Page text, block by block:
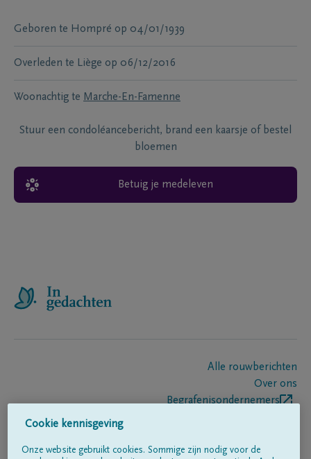
Geboren te Hompré op 04/01/1939
Overleden te Liège op 06/12/2016
Woonachtig te Marche-En-Famenne
Stuur een condoléancebericht, brand een kaarsje of bestel
bloemen
Betuig je medeleven
Alle rouwberichten
Over ons
Begrafenisondernemers
Cookie kennisgeving
Onze website gebruikt cookies. Sommige zijn nodig voor de